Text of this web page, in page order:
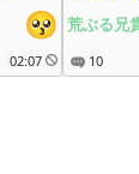
02:07
ーカル/
ぇねしす
荒ぶる兄
10